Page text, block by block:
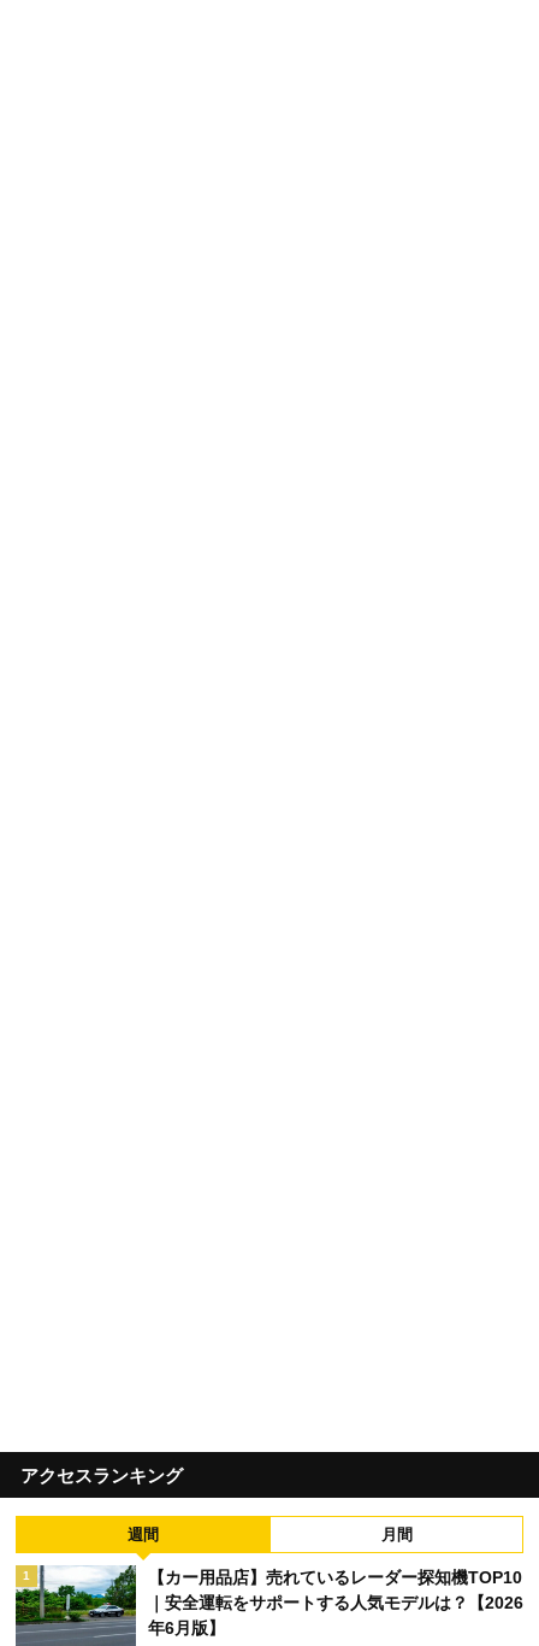
アクセスランキング
週間 月間
1
【カー用品店】売れているレーダー探知機TOP10
｜安全運転をサポートする人気モデルは？【2026
年6月版】